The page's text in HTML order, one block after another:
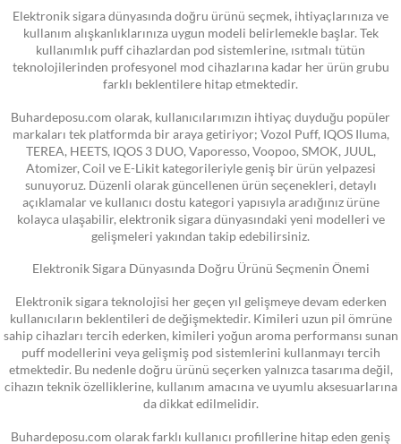
Elektronik sigara dünyasında doğru ürünü seçmek, ihtiyaçlarınıza ve
kullanım alışkanlıklarınıza uygun modeli belirlemekle başlar. Tek
kullanımlık puff cihazlardan pod sistemlerine, ısıtmalı tütün
teknolojilerinden profesyonel mod cihazlarına kadar her ürün grubu
farklı beklentilere hitap etmektedir.
Buhardeposu.com olarak, kullanıcılarımızın ihtiyaç duyduğu popüler
markaları tek platformda bir araya getiriyor; Vozol Puff, IQOS Iluma,
TEREA, HEETS, IQOS 3 DUO, Vaporesso, Voopoo, SMOK, JUUL,
Atomizer, Coil ve E-Likit kategorileriyle geniş bir ürün yelpazesi
sunuyoruz. Düzenli olarak güncellenen ürün seçenekleri, detaylı
açıklamalar ve kullanıcı dostu kategori yapısıyla aradığınız ürüne
kolayca ulaşabilir, elektronik sigara dünyasındaki yeni modelleri ve
gelişmeleri yakından takip edebilirsiniz.
Elektronik Sigara Dünyasında Doğru Ürünü Seçmenin Önemi
Elektronik sigara teknolojisi her geçen yıl gelişmeye devam ederken
kullanıcıların beklentileri de değişmektedir. Kimileri uzun pil ömrüne
sahip cihazları tercih ederken, kimileri yoğun aroma performansı sunan
puff modellerini veya gelişmiş pod sistemlerini kullanmayı tercih
etmektedir. Bu nedenle doğru ürünü seçerken yalnızca tasarıma değil,
cihazın teknik özelliklerine, kullanım amacına ve uyumlu aksesuarlarına
da dikkat edilmelidir.
Buhardeposu.com olarak farklı kullanıcı profillerine hitap eden geniş